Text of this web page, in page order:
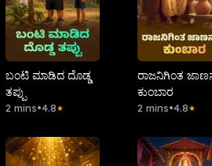
ಬಂಟಿ ಮಾಡಿದ ದೊಡ್ಡ
ತಪ್ಪು
2 mins•4.8★
ರಾಜನಿಗಿಂತ
ಕುಂಬಾರ
2 mins•4.8★